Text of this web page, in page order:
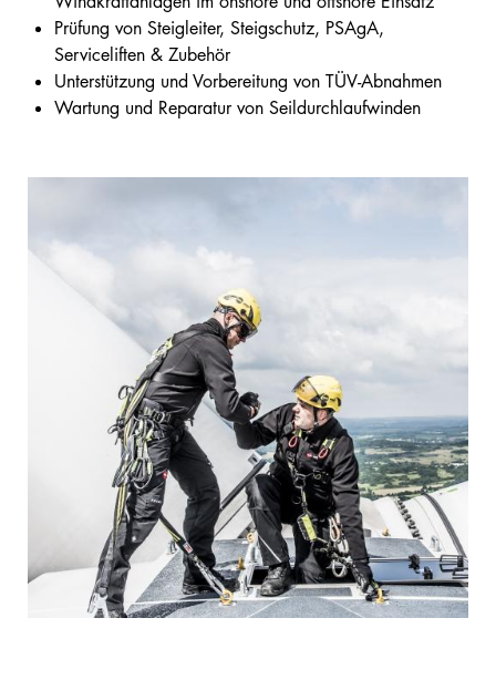
Prüfung von Steigleiter, Steigschutz, PSAgA,
Serviceliften & Zubehör
Unterstützung und Vorbereitung von TÜV-Abnahmen
Wartung und Reparatur von Seildurchlaufwinden